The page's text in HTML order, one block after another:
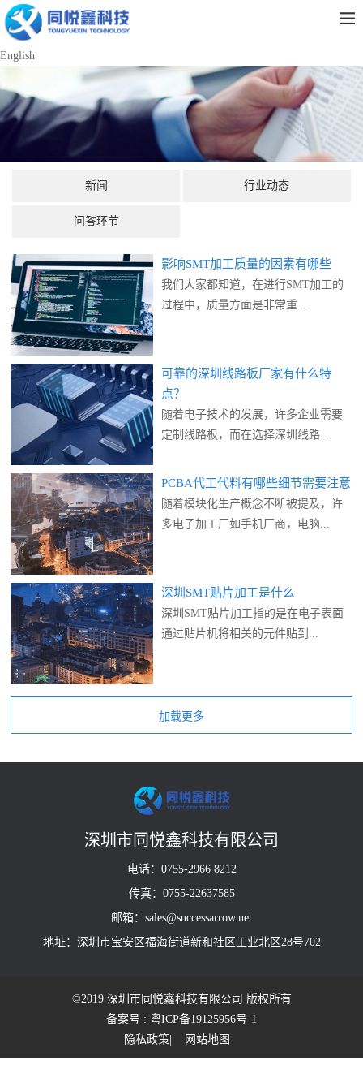
English
新闻 行业动态
问答环节
影响SMT加工质量的因素有哪些
我们大家都知道，在进行SMT加工‍的
过程中，质量方面是非常重...
可靠的深圳线路板厂家有什么特
点？
随着电子技术的发展，许多企业需要
定制线路板，而在选择深圳线路...
PCBA代工代料有哪些细节需要注意
随着模块化生产概念不断被提及，许
多电子加工厂如手机厂商，电脑...
深圳SMT贴片加工是什么
深圳SMT贴片加工指的是在电子表面
通过贴片机将相关的元件贴到...
深圳市同悦鑫科技有限公司
电话：0755-2966 8212
传真：0755-22637585
邮箱：sales@successarrow.net
地址：深圳市宝安区福海街道新和社区工业北区28号702
©2019 深圳市同悦鑫科技有限公司 版权所有
备案号 : 粤ICP备19125956号-1
| 网站地图
隐私政策